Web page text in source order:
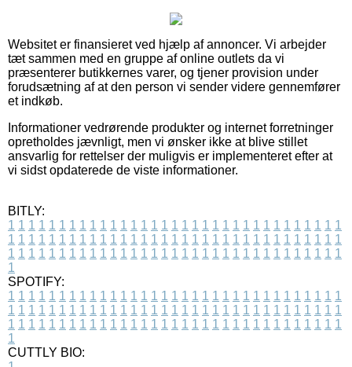
Websitet er finansieret ved hjælp af annoncer. Vi arbejder
tæt sammen med en gruppe af online outlets da vi
præsenterer butikkernes varer, og tjener provision under
forudsætning af at den person vi sender videre gennemfører
et indkøb.
Informationer vedrørende produkter og internet forretninger
opretholdes jævnligt, men vi ønsker ikke at blive stillet
ansvarlig for rettelser der muligvis er implementeret efter at
vi sidst opdaterede de viste informationer.
BITLY:
1 1 1 1 1 1 1 1 1 1 1 1 1 1 1 1 1 1 1 1 1 1 1 1 1 1 1 1 1 1 1 1 1
1 1 1 1 1 1 1 1 1 1 1 1 1 1 1 1 1 1 1 1 1 1 1 1 1 1 1 1 1 1 1 1 1
1 1 1 1 1 1 1 1 1 1 1 1 1 1 1 1 1 1 1 1 1 1 1 1 1 1 1 1 1 1 1 1 1
1
SPOTIFY:
1 1 1 1 1 1 1 1 1 1 1 1 1 1 1 1 1 1 1 1 1 1 1 1 1 1 1 1 1 1 1 1 1
1 1 1 1 1 1 1 1 1 1 1 1 1 1 1 1 1 1 1 1 1 1 1 1 1 1 1 1 1 1 1 1 1
1 1 1 1 1 1 1 1 1 1 1 1 1 1 1 1 1 1 1 1 1 1 1 1 1 1 1 1 1 1 1 1 1
1
CUTTLY BIO: